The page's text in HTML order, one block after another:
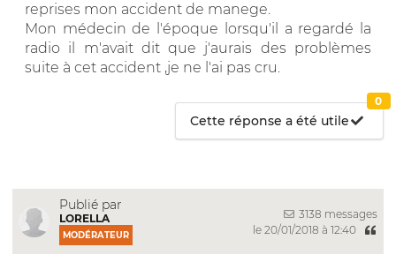
reprises mon accident de manege.
Mon médecin de l'époque lorsqu'il a regardé la
radio il m'avait dit que j'aurais des problèmes
suite à cet accident ,je ne l'ai pas cru.
Cette réponse a été utile
0
Publié par
LORELLA
MODÉRATEUR
3138 messages
le 20/01/2018 à 12:40